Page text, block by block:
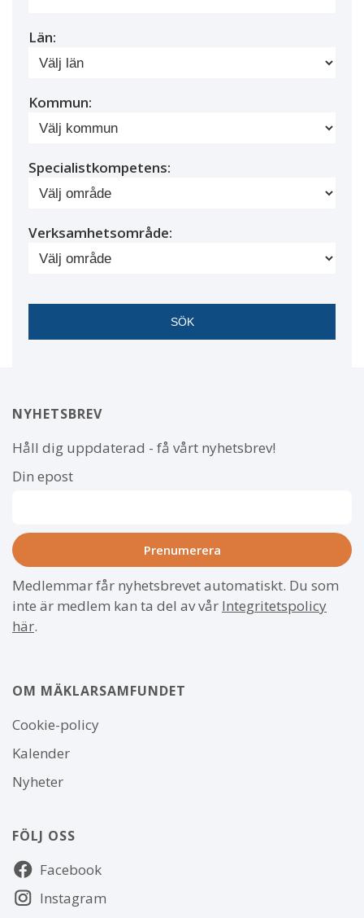
Län:
Kommun:
Specialistkompetens:
Verksamhetsområde:
NYHETSBREV
Håll dig uppdaterad - få vårt nyhetsbrev!
Din epost
Medlemmar får nyhetsbrevet automatiskt. Du som
inte är medlem kan ta del av vår Integritetspolicy
här.
OM MÄKLARSAMFUNDET
Om
webbplatsen
Cookie-policy
Kalender
Nyheter
FÖLJ OSS
Följ
oss Facebook
Instagram